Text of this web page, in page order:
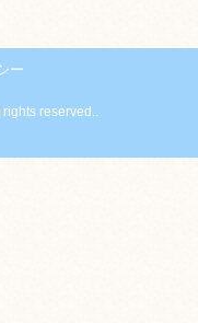
ー
reserved..